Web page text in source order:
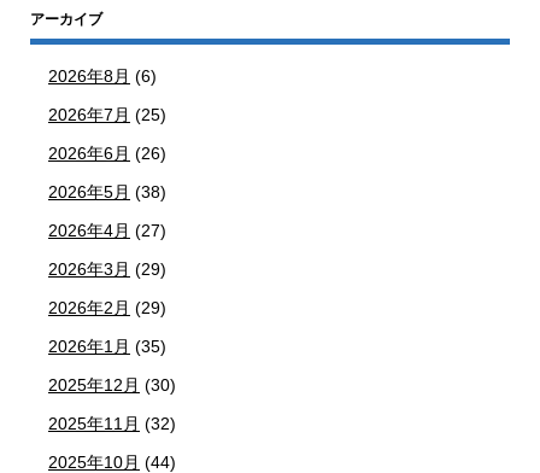
アーカイブ
2026年8月 (6)
2026年7月 (25)
2026年6月 (26)
2026年5月 (38)
2026年4月 (27)
2026年3月 (29)
2026年2月 (29)
2026年1月 (35)
2025年12月 (30)
2025年11月 (32)
2025年10月 (44)